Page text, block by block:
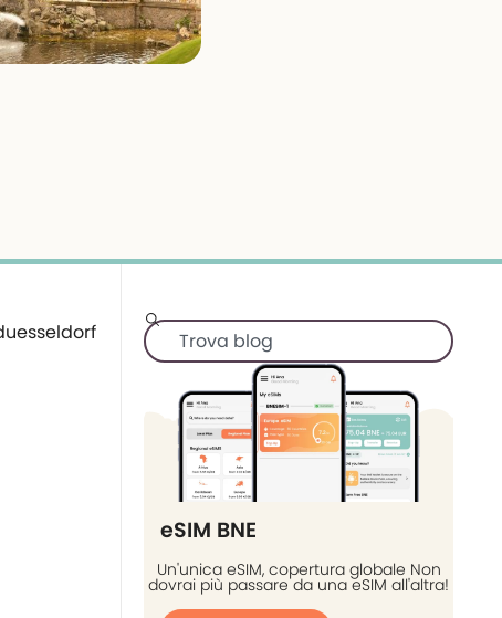
eSIM BNE
Un'unica eSIM, copertura globale Non
dovrai più passare da una eSIM all'altra!